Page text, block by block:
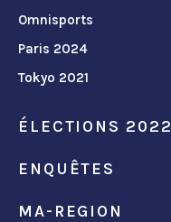
Omnisports
Paris 2024
Tokyo 2021
ÉLECTIONS 2022
ENQUÊTES
MA-REGION